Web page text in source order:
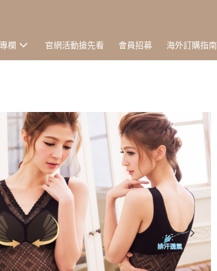
欄 官網活動搶先看 會員招募 海外訂購指南